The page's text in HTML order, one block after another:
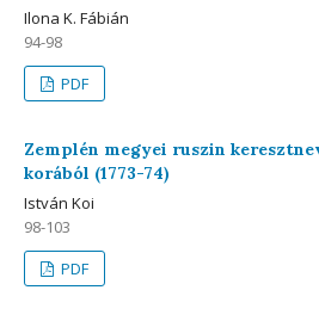
Ilona K. Fábián
94-98
PDF
Zemplén megyei ruszin
korából (1773-74)
István Koi
98-103
PDF